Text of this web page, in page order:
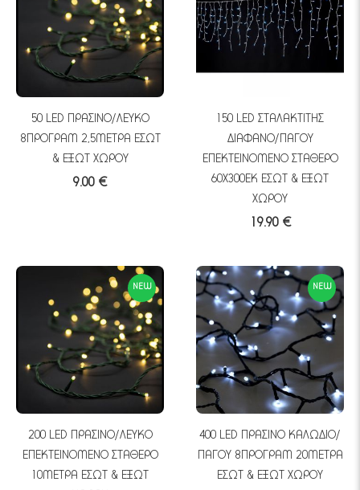
50 LED ΠΡΑΣΙΝΟ/ΛΕΥΚΟ
8ΠΡΟΓΡΑΜ 2,5ΜΕΤΡΑ ΕΣΩΤ
& ΕΞΩΤ ΧΩΡΟΥ
9.00 €
150 LED ΣΤΑΛΑΚΤΙΤΗΣ
ΔΙΑΦΑΝΟ/ΠΑΓΟΥ
ΕΠΕΚΤΕΙΝΟΜΕΝΟ ΣΤΑΘΕΡΟ
60Χ300ΕΚ ΕΣΩΤ & ΕΞΩΤ
ΧΩΡΟΥ
19.90 €
NEW
200 LED ΠΡΑΣΙΝΟ/ΛΕΥΚΟ
ΕΠΕΚΤΕΙΝΟΜΕΝΟ ΣΤΑΘΕΡΟ
10ΜΕΤΡΑ ΕΣΩΤ & ΕΞΩΤ
NEW
400 LED ΠΡΑΣΙΝΟ ΚΑΛΩΔΙΟ/
ΠΑΓΟΥ 8ΠΡΟΓΡΑΜ 20ΜΕΤΡΑ
ΕΣΩΤ & ΕΞΩΤ ΧΩΡΟΥ